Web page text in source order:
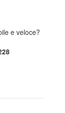
e veloce?